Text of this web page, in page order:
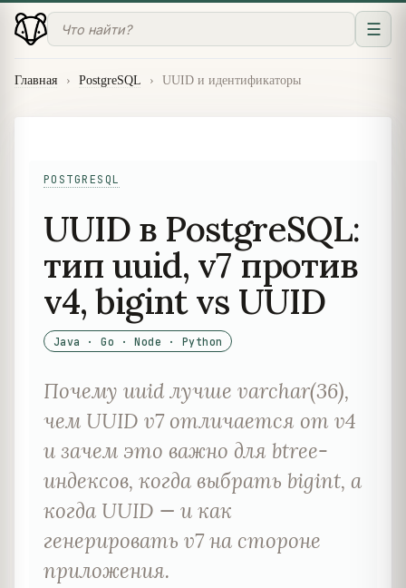
☰
Главная › PostgreSQL › UUID и идентификаторы
POSTGRESQL
UUID в PostgreSQL:
тип uuid, v7 против
v4, bigint vs UUID
Java · Go · Node · Python
Почему uuid лучше varchar(36),
чем UUID v7 отличается от v4
и зачем это важно для btree-
индексов, когда выбрать bigint, а
когда UUID — и как
генерировать v7 на стороне
приложения.